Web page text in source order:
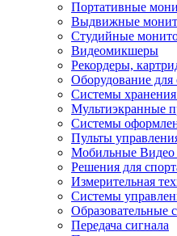
Портативные
Выдвижные
Студийные
Видеомикшеры
Рекордеры,
Оборудование
Системы
Мультиэкранные
Системы
Пульты
Мобильные Видео
Решения для
Измерительная
Системы
Образовательные
Передача сигнала